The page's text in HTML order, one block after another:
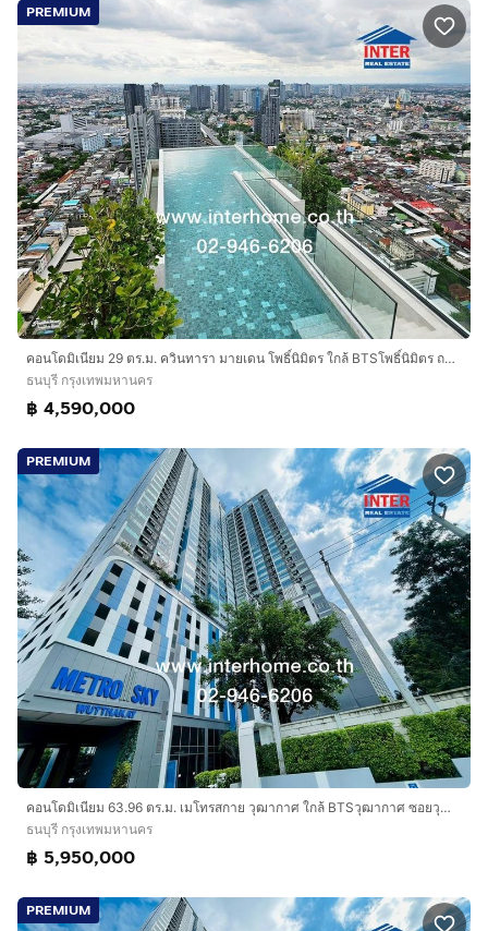
PREMIUM
คอนโดมิเนียม 29 ตร.ม. ควินทารา มายเดน โพธิ์นิมิตร ใกล้ BTSโพธิ์นิมิตร ถนนกรุงธนบุรี ถนนสมเด็จพระเจ้าตากสิน เขตธนบุรี กรุงเทพมหานคร
ธนบุรี กรุงเทพมหานคร
฿ 4,590,000
PREMIUM
คอนโดมิเนียม 63.96 ตร.ม. เมโทรสกาย วุฒากาศ ใกล้ BTSวุฒากาศ ซอยวุฒากาศ7 ถนนวุฒากาศ ถนนเทอดไท เขตธนบุรี กรุงเทพมหานคร
ธนบุรี กรุงเทพมหานคร
฿ 5,950,000
PREMIUM